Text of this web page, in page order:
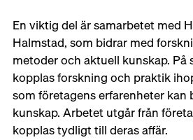
En viktig del är samarbetet med
Halmstad, som bidrar med
metoder och aktuell kunskap. På
kopplas forskning och praktik
som företagens erfarenheter kan
kunskap. Arbetet utgår från
kopplas tydligt till deras affär.